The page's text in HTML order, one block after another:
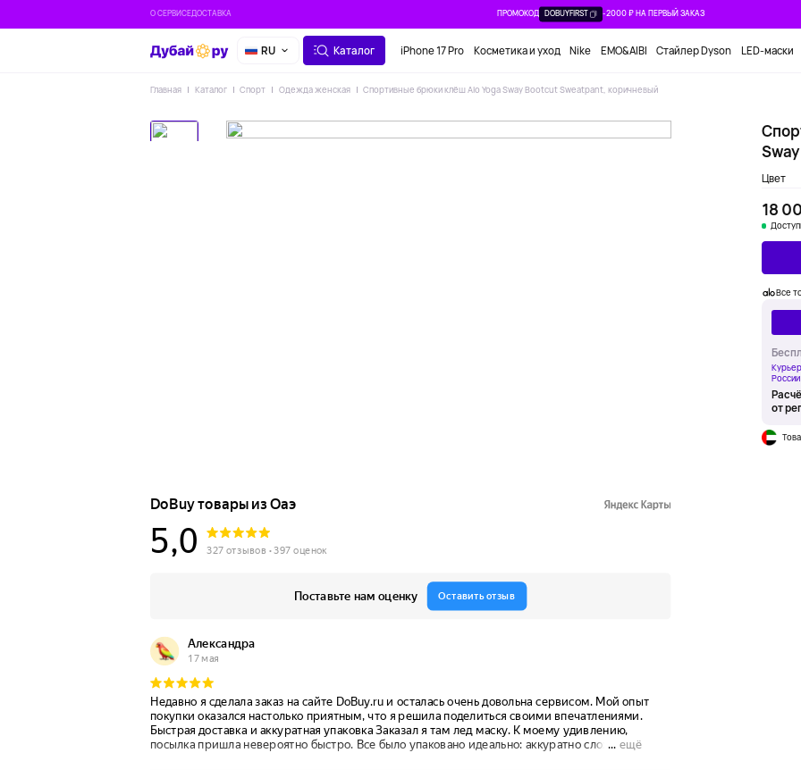
О СЕРВИСЕДОСТАВКА ПРОМОКОД DOBUYFIRST -2000 ₽ НА ПЕРВЫЙ ЗАКАЗ
RU Каталог iPhone 17 Pro Косметика и уход Nike EMO&AIBI Стайлер Dyson LED-маски
Главная Каталог Спорт Одежда женская Спортивные брюки клёш Alo Yoga Sway Bootcut Sweatpant, коричневый
Цвет
18
Все
России
от